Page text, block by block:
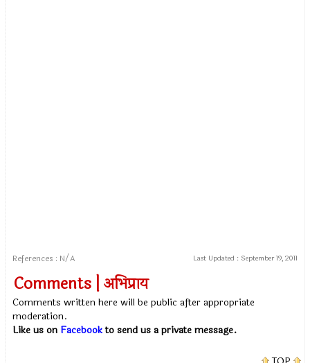
References : N/A Last Updated : September 19, 2011
Comments | अभिप्राय
Comments written here will be public after appropriate
moderation.
Like us on Facebookto send us a private message.